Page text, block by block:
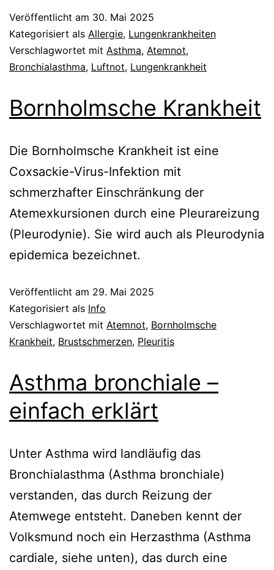
Veröffentlicht am 30. Mai 2025
Kategorisiert als Allergie, Lungenkrankheiten
Verschlagwortet mit Asthma, Atemnot,
Bronchialasthma, Luftnot, Lungenkrankheit
Bornholmsche Krankheit
Die Bornholmsche Krankheit ist eine
Coxsackie-Virus-Infektion mit
schmerzhafter Einschränkung der
Atemexkursionen durch eine Pleurareizung
(Pleurodynie). Sie wird auch als Pleurodynia
epidemica bezeichnet.
Veröffentlicht am 29. Mai 2025
Kategorisiert als Info
Verschlagwortet mit Atemnot, Bornholmsche
Krankheit, Brustschmerzen, Pleuritis
Asthma bronchiale –
einfach erklärt
Unter Asthma wird landläufig das
Bronchialasthma (Asthma bronchiale)
verstanden, das durch Reizung der
Atemwege entsteht. Daneben kennt der
Volksmund noch ein Herzasthma (Asthma
cardiale, siehe unten), das durch eine